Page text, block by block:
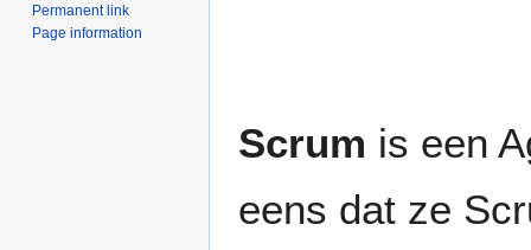
Scrum is een
eens dat ze
Permanent link
Page information